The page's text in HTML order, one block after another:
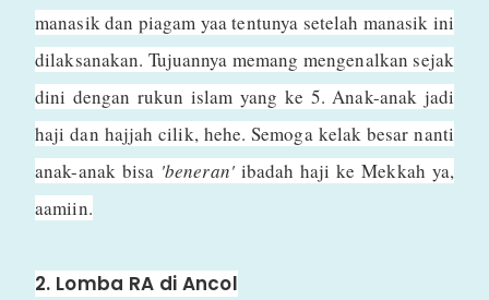
manasik dan piagam yaa tentunya setelah manasik ini
dilaksanakan. Tujuannya memang mengenalkan sejak
dini dengan rukun islam yang ke 5. Anak-anak jadi
haji dan hajjah cilik, hehe. Semoga kelak besar nanti
anak-anak bisa 'beneran'ibadah haji ke Mekkah ya,
aamiin.
2. Lomba RA di Ancol